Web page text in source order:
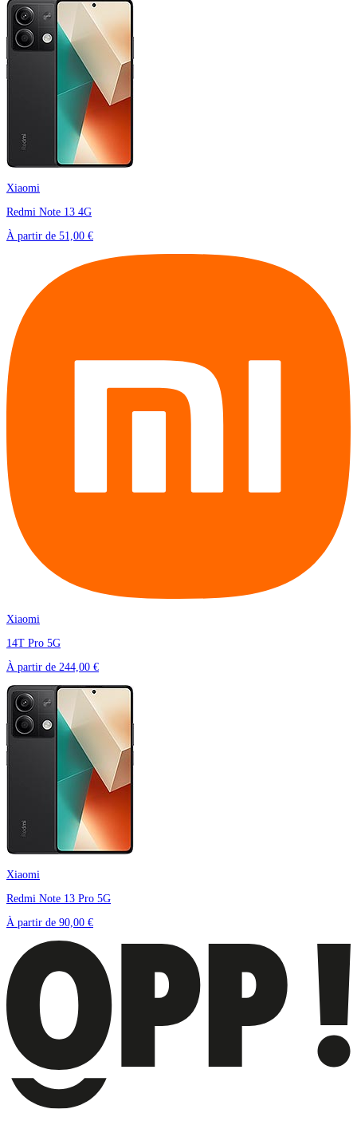
Xiaomi
Redmi Note 13 4G
À partir de 51,00 €
Xiaomi
14T Pro 5G
À partir de 244,00 €
Xiaomi
Redmi Note 13 Pro 5G
À partir de 90,00 €